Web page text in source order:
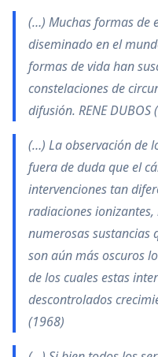
(…) Muchas formas de
diseminado en el
formas de vida han
constelaciones de
difusión. RENE DUBOS
(…) La observación de
fuera de duda que el
intervenciones tan
radiaciones
numerosas sustancias
son aún más oscuros
de los cuales estas
descontrolados
(1968)